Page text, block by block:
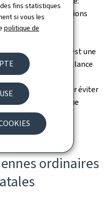
fins statistiques
si vous les
politique de
avoir des répercussions
coûter une vie. Les
des oubliées de la
des passages est une
par une vigilance
automobilistes, les
la vigilance pour éviter
un de trop et chaque
des
ordinaires